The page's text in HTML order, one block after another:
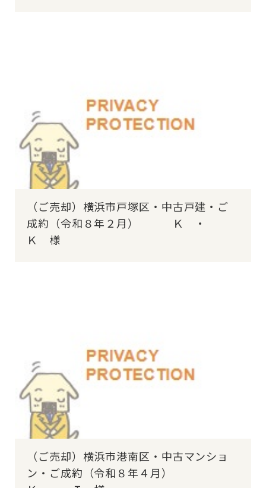
（ご売却）横浜市戸塚区・中古戸建・ご
成約（令和８年２月） Ｋ ・
Ｋ 様
（ご売却）横浜市港南区・中古マンショ
ン・ご成約（令和８年４月）